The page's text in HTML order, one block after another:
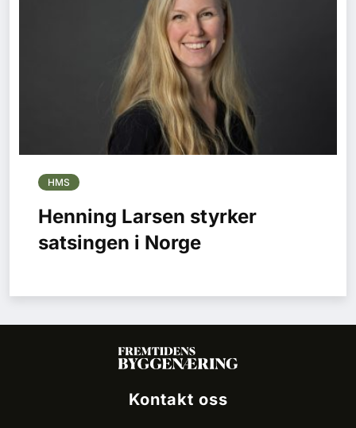
HMS
Henning Larsen styrker
satsingen i Norge
Kontakt oss